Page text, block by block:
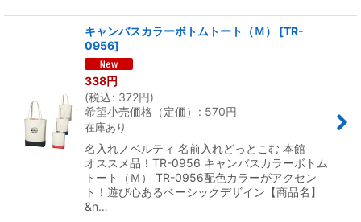
キャンバスカラーボトムトート（Ｍ） [TR-
0956]
338円
(税込: 372円)
希望小売価格（定価）
: 570円
在庫あり
名入れノベルティ 名前入れどっとこむ 本館
オススメ品！TR-0956 キャンバスカラーボトム
トート（Ｍ） TR-0956配色カラーがアクセン
ト！遊び心あるベーシックデザイン【商品名】
&n…